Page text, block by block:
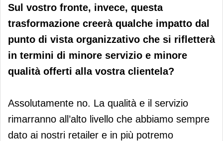
Sul vostro fronte, invece, questa
trasformazione creerà qualche impatto dal
punto di vista organizzativo che si rifletterà
in termini di minore servizio e minore
qualità offerti alla vostra clientela?
Assolutamente no. La qualità e il servizio
rimarranno all’alto livello che abbiamo sempre
dato ai nostri retailer e in più potremo